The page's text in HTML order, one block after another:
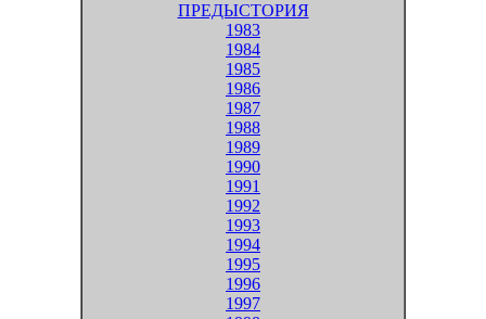
ПРЕДЫСТОРИЯ
1983
1984
1985
1986
1987
1988
1989
1990
1991
1992
1993
1994
1995
1996
1997